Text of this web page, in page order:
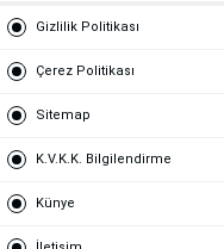
Gizlilik Politikası
Çerez Politikası
Sitemap
K.V.K.K. Bilgilendirme
Künye